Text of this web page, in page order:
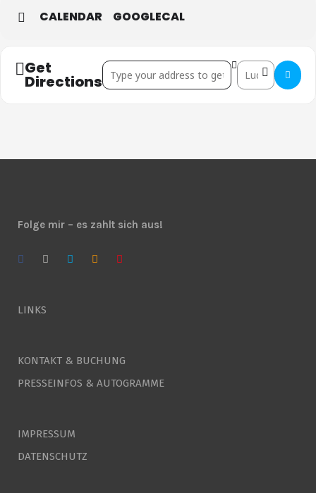
CALENDAR GOOGLECAL
Get
Directions
Address - Hamburg [] Destination
Folge mir – es zahlt sich aus!
LINKS
KONTAKT & BUCHUNG
PRESSEINFOS & AUTOGRAMME
IMPRESSUM
DATENSCHUTZ